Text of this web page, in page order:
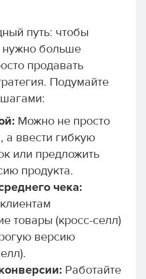
путь: чтобы
нужно больше
продавать
Подумайте
Можно не просто
а ввести гибкую
или предложить
продукта.
чека:
товары (кросс-селл)
версию
Работайте